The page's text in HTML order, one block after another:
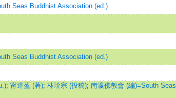
Seas Buddhist Association (ed.)
Seas Buddhist Association (ed.)
; 甯達薀 (著); 林玠宗 (投稿); 南瀛佛教會 (編)=South Seas